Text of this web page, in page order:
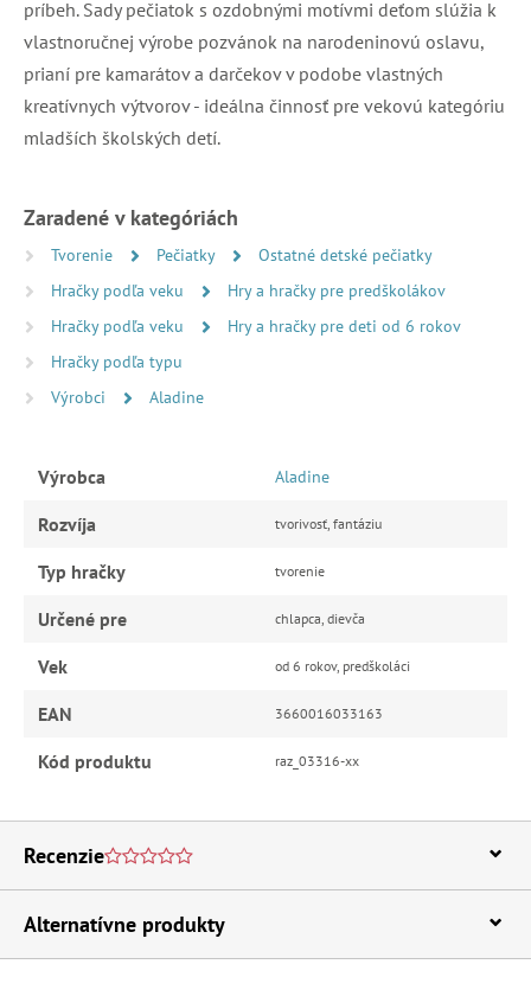
príbeh. Sady pečiatok s ozdobnými motívmi deťom slúžia k
vlastnoručnej výrobe pozvánok na narodeninovú oslavu,
prianí pre kamarátov a darčekov v podobe vlastných
kreatívnych výtvorov - ideálna činnosť pre vekovú kategóriu
mladších školských detí.
Zaradené v kategóriách
Tvorenie Pečiatky
Ostatné detské pečiatky
Hračky podľa veku
Hry a hračky pre predškolákov
Hračky podľa veku
Hry a hračky pre deti od 6 rokov
Hračky podľa typu
Výrobci
Aladine
Výrobca Aladine
Rozvíja tvorivosť, fantáziu
Typ hračky tvorenie
Určené pre chlapca, dievča
Vek od 6 rokov, predškoláci
EAN 3660016033163
Kód produktu raz_03316-xx
Recenzie
Alternatívne produkty